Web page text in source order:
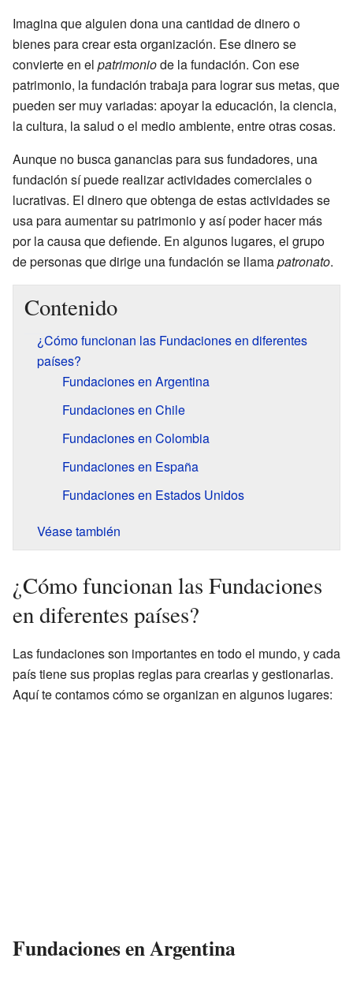
Imagina que alguien dona una cantidad de dinero o
bienes para crear esta organización. Ese dinero se
convierte en el patrimoniode la fundación. Con ese
patrimonio, la fundación trabaja para lograr sus metas, que
pueden ser muy variadas: apoyar la educación, la ciencia,
la cultura, la salud o el medio ambiente, entre otras cosas.
Aunque no busca ganancias para sus fundadores, una
fundación sí puede realizar actividades comerciales o
lucrativas. El dinero que obtenga de estas actividades se
usa para aumentar su patrimonio y así poder hacer más
por la causa que defiende. En algunos lugares, el grupo
de personas que dirige una fundación se llamapatronato.
Contenido
¿Cómo funcionan las Fundaciones en diferentes
países?
Fundaciones en Argentina
Fundaciones en Chile
Fundaciones en Colombia
Fundaciones en España
Fundaciones en Estados Unidos
Véase también
¿Cómo funcionan las Fundaciones
en diferentes países?
Las fundaciones son importantes en todo el mundo, y cada
país tiene sus propias reglas para crearlas y gestionarlas.
Aquí te contamos cómo se organizan en algunos lugares:
Fundaciones en Argentina